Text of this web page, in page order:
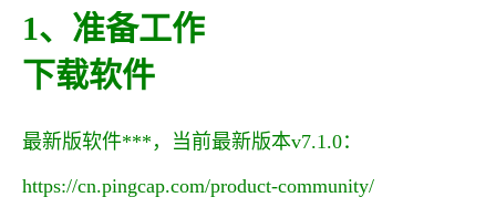
1、准备工作
下载软件
最新版软件***，当前最新版本v7.1.0：
https://cn.pingcap.com/product-community/